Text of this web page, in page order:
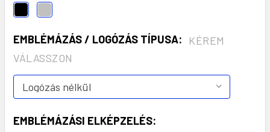
EMBLÉMÁZÁS / LOGÓZÁS TÍPUSA:
KÉREM
VÁLASSZON
EMBLÉMÁZÁSI ELKÉPZELÉS: